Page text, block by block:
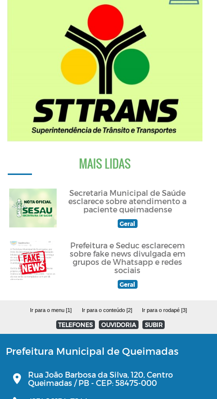
MAIS LIDAS
Secretaria Municipal de Saúde
esclarece sobre atendimento a
paciente queimadense
Geral
Prefeitura e Seduc esclarecem
sobre fake news divulgada em
grupos de Whatsapp e redes
sociais
Geral
Ir para o menu [1] Ir para o conteúdo [2] Ir para o rodapé [3]
TELEFONES OUVIDORIA SUBIR
Prefeitura Municipal de Queimadas
Rua João Barbosa da Silva, 120, Centro
Queimadas / PB - CEP: 58475-000